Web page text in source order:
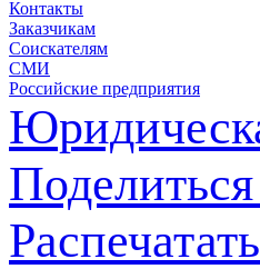
Контакты
Заказчикам
Соискателям
СМИ
Российские предприятия